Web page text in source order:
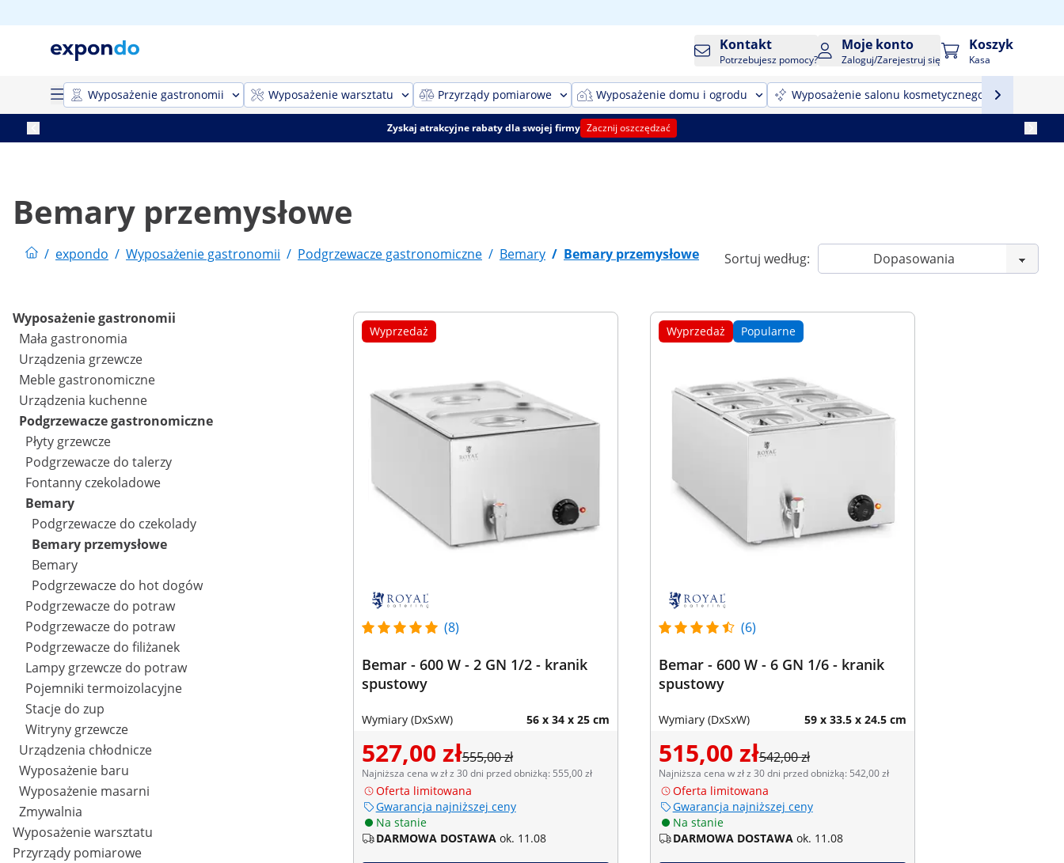
Kontakt
Potrzebujesz pomocy?
Moje konto
Zaloguj/Zarejestruj się
Koszyk
Kasa
Wyposażenie gastronomii Wyposażenie warsztatu Przyrządy pomiarowe Wyposażenie domu i ogrodu Wyposażenie salonu kosmetycznego
Zyskaj atrakcyjne rabaty dla swojej firmy Zacznij oszczędzać
Bemary przemysłowe
/ expondo / Wyposażenie gastronomii / Podgrzewacze gastronomiczne / Bemary / Bemary przemysłowe Sortuj według:
Wyposażenie gastronomii
Mała gastronomia
Urządzenia grzewcze
Meble gastronomiczne
Urządzenia kuchenne
Podgrzewacze gastronomiczne
Płyty grzewcze
Podgrzewacze do talerzy
Fontanny czekoladowe
Bemary
Podgrzewacze do czekolady
Bemary przemysłowe
Bemary
Podgrzewacze do hot dogów
Podgrzewacze do potraw
Podgrzewacze do potraw
Podgrzewacze do filiżanek
Lampy grzewcze do potraw
Pojemniki termoizolacyjne
Stacje do zup
Witryny grzewcze
Urządzenia chłodnicze
Wyposażenie baru
Wyposażenie masarni
Zmywalnia
Wyposażenie warsztatu
Przyrządy pomiarowe
Wyprzedaż
(8)
Bemar - 600 W - 2 GN 1/2 - kranik
spustowy
Wymiary (DxSxW) 56 x 34 x 25 cm
527,00 zł555,00 zł
Najniższa cena w zł z 30 dni przed obniżką: 555,00 zł
Oferta limitowana
Gwarancja najniższej ceny
Na stanie
DARMOWA DOSTAWA ok. 11.08
Wyprzedaż Popularne
(6)
Bemar - 600 W - 6 GN 1/6 - kranik
spustowy
Wymiary (DxSxW) 59 x 33.5 x 24.5 cm
515,00 zł542,00 zł
Najniższa cena w zł z 30 dni przed obniżką: 542,00 zł
Oferta limitowana
Gwarancja najniższej ceny
Na stanie
DARMOWA DOSTAWA ok. 11.08